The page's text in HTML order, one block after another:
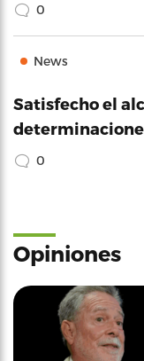
0
News
Satisfecho el
0
Opiniones